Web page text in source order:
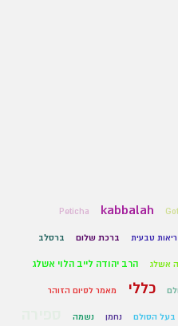
kabbalah
Peticha
טבעית ברכת שלום ברסלב
אשלג הרב יהודה לייב הלוי אשלג
כללי מאמר לסיום הזוהר
הסולם נחמן נשמה